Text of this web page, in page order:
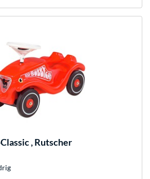
, Rutscher